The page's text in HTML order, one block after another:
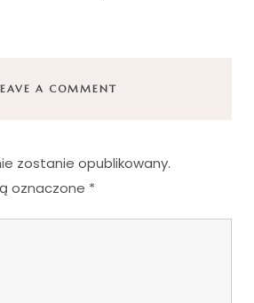
A COMMENT
zostanie opublikowany.
oznaczone *